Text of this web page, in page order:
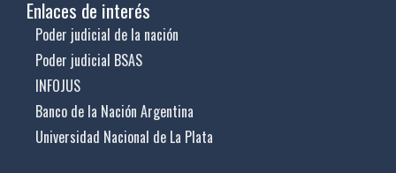
Enlaces de interés
Poder judicial de la nación
Poder judicial BSAS
INFOJUS
Banco de la Nación Argentina
Universidad Nacional de La Plata